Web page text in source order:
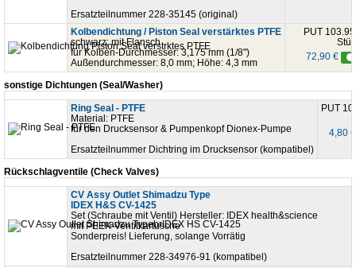
Ersatzteilnummer 228-35145 (original)
Kolbendichtung / Piston Seal verstärktes PTFE
schwarz; mit Flansch
für Kolben-Durchmesser: 3,175 mm (1/8")
Außendurchmesser: 8,0 mm; Höhe: 4,3 mm
PUT
72,90 €
sonstige Dichtungen (Seal/Washer)
Ring Seal - PTFE
Material: PTFE
für den Drucksensor & Pumpenkopf Dionex-Pumpe
Ersatzteilnummer Dichtring im Drucksensor (kompatibel)
PUT
4,80
Rückschlagventile (Check Valves)
CV Assy Outlet Shimadzu Type
IDEX H&S CV-1425
Set (Schraube mit Ventil) Hersteller: IDEX health&science
mit PEEK-Ventilkartusche
Sonderpreis! Lieferung, solange Vorrätig
Ersatzteilnummer 228-34976-91 (kompatibel)